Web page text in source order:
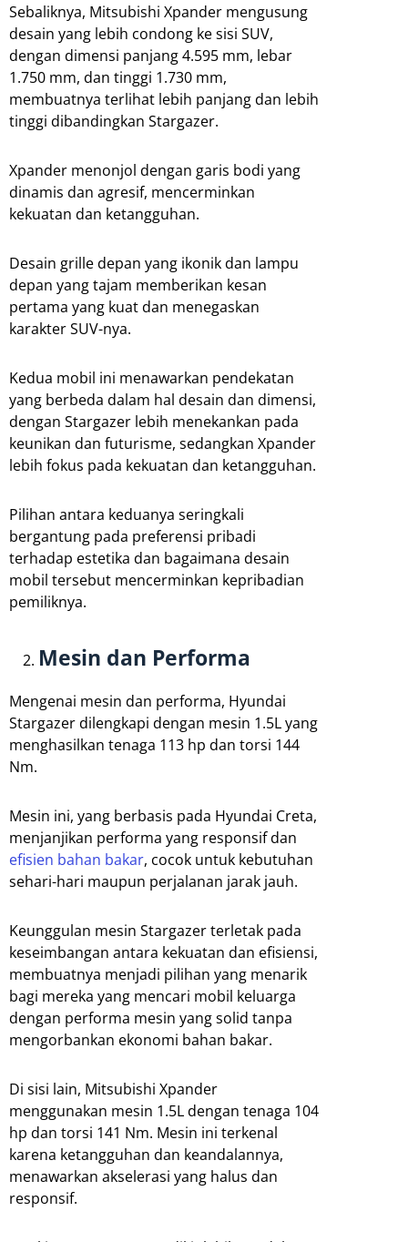
Sebaliknya, Mitsubishi Xpander mengusung
desain yang lebih condong ke sisi SUV,
dengan dimensi panjang 4.595 mm, lebar
1.750 mm, dan tinggi 1.730 mm,
membuatnya terlihat lebih panjang dan lebih
tinggi dibandingkan Stargazer.
Xpander menonjol dengan garis bodi yang
dinamis dan agresif, mencerminkan
kekuatan dan ketangguhan.
Desain grille depan yang ikonik dan lampu
depan yang tajam memberikan kesan
pertama yang kuat dan menegaskan
karakter SUV-nya.
Kedua mobil ini menawarkan pendekatan
yang berbeda dalam hal desain dan dimensi,
dengan Stargazer lebih menekankan pada
keunikan dan futurisme, sedangkan Xpander
lebih fokus pada kekuatan dan ketangguhan.
Pilihan antara keduanya seringkali
bergantung pada preferensi pribadi
terhadap estetika dan bagaimana desain
mobil tersebut mencerminkan kepribadian
pemiliknya.
Mesin dan Performa
Mengenai mesin dan performa, Hyundai
Stargazer dilengkapi dengan mesin 1.5L yang
menghasilkan tenaga 113 hp dan torsi 144
Nm.
Mesin ini, yang berbasis pada Hyundai Creta,
menjanjikan performa yang responsif dan
efisien bahan bakar, cocok untuk kebutuhan
sehari-hari maupun perjalanan jarak jauh.
Keunggulan mesin Stargazer terletak pada
keseimbangan antara kekuatan dan efisiensi,
membuatnya menjadi pilihan yang menarik
bagi mereka yang mencari mobil keluarga
dengan performa mesin yang solid tanpa
mengorbankan ekonomi bahan bakar.
Di sisi lain, Mitsubishi Xpander
menggunakan mesin 1.5L dengan tenaga 104
hp dan torsi 141 Nm. Mesin ini terkenal
karena ketangguhan dan keandalannya,
menawarkan akselerasi yang halus dan
responsif.